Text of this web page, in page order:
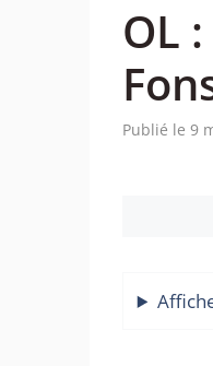
OL
Publié le 9